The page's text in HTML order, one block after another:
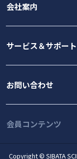
会社案内
サービス＆サポート
お問い合わせ
会員コンテンツ
Copyright © SIBATA